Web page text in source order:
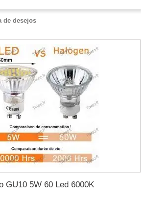
de desejos
GU10 5W 60 Led 6000K